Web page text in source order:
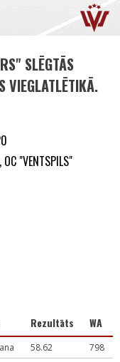
SLĒGTĀS
VIEGLATLĒTIKĀ.
"VENTSPILS"
Rezultāts WA
58.62
798